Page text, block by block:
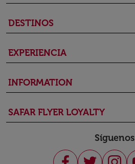
DESTINOS
EXPERIENCIA
INFORMATION
SAFAR FLYER LOYALTY
Síguenos